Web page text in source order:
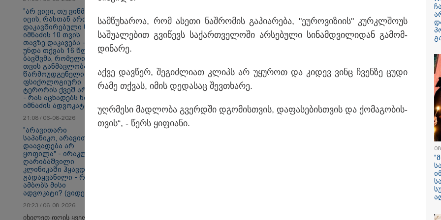
სამართალი
ნიკა მელიას
1 წლით და 6
თავისუფლების
"არ ვიცი, თუ ვინმე
იცის, რასთან არის
დაკავშირებული ნია
იმნაძის 10 თვის
თავზე დაკავება - რა
უნდა თქვას 16 წლის
ბავშვმა, რომელიც 9
თვის განმავლობაში
წარმოუდგენელი
ფსიქოლოგიური
ტერორის ქვეშ არის"
- რას აცხადებს ნია
იმნაძის ადვოკატი?
21:08 / 06-08-2026
"არავითარი
საპანიკო, არავითარი
დაავადება არ
ყოფილა" - ირაკლი
ღარიბაშვილი
კლინიკაში ჰყავდათ
გადაყვანილი - რას
ამბობს მისი
ადვოკატი? (ვიდეო)
20:23 / 06-08-2026
იხილეთ დღის ყველა
სამ­წუ­ხა­როა, რომ ასე­თი ნაშ­რო­მის გა­პი­ა­რე­ბა, "ეუ­რო­ვი­ზი­ის" კურ­კლშო­უს
სა­შუ­ა­ლე­ბით გვი­წევს სა­ქარ­თვე­ლო­ში არ­სე­ბუ­ლი სი­ნამ­დვი­ლი­დან გა­მომ­
დი­ნა­რე.
აქვე დავ­წერ, შე­გიძ­ლი­ათ კლიპს არ უყუ­როთ და კი­დევ ვინც ჩვენ­ზე ცუდი
რამე თქვას, იმის დე­და­საც შევ­თხა­რე.
უღ­რმე­სი მად­ლო­ბა გვერ­დში დგო­მის­თვის, და­ფა­სე­ბის­თვის და ქო­მა­გო­ბის­
თვის“, - წერს ყი­ფი­ა­ნი.